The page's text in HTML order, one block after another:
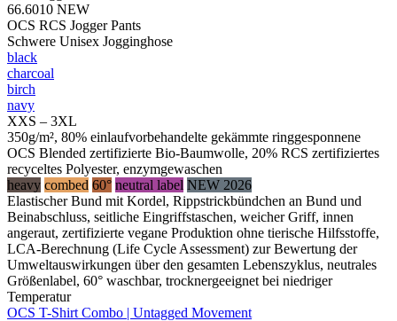
66.6010 NEW
OCS RCS Jogger Pants
Schwere Unisex Jogginghose
black
charcoal
birch
navy
XXS – 3XL
350g/m², 80% einlaufvorbehandelte gekämmte ringgesponnene
OCS Blended zertifizierte Bio-Baumwolle, 20% RCS zertifiziertes
recyceltes Polyester, enzymgewaschen
heavy combed 60° neutral label NEW 2026
Elastischer Bund mit Kordel, Rippstrickbündchen an Bund und
Beinabschluss, seitliche Eingriffstaschen, weicher Griff, innen
angeraut, zertifizierte vegane Produktion ohne tierische Hilfsstoffe,
LCA-Berechnung (Life Cycle Assessment) zur Bewertung der
Umweltauswirkungen über den gesamten Lebenszyklus, neutrales
Größenlabel, 60° waschbar, trocknergeeignet bei niedriger
Temperatur
OCS T-Shirt Combo | Untagged Movement